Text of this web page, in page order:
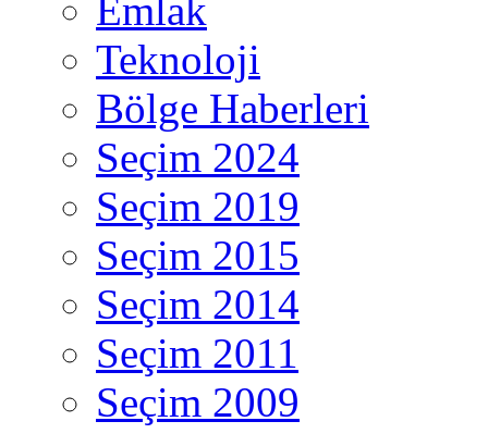
Emlak
Teknoloji
Bölge Haberleri
Seçim 2024
Seçim 2019
Seçim 2015
Seçim 2014
Seçim 2011
Seçim 2009